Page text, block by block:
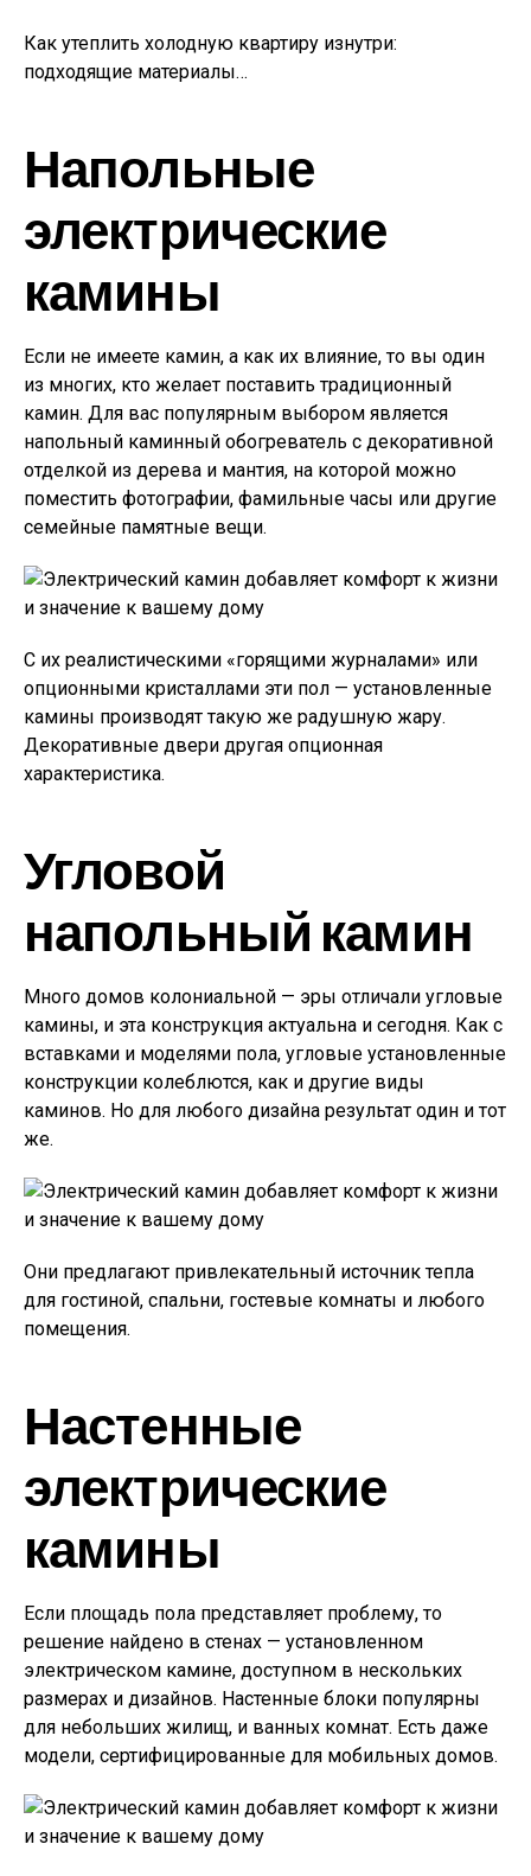
Как утеплить холодную квартиру изнутри:
подходящие материалы…
Напольные
электрические
камины
Если не имеете камин, а как их влияние, то вы один
из многих, кто желает поставить традиционный
камин. Для вас популярным выбором является
напольный каминный обогреватель с декоративной
отделкой из дерева и мантия, на которой можно
поместить фотографии, фамильные часы или другие
семейные памятные вещи.
С их реалистическими «горящими журналами» или
опционными кристаллами эти пол — установленные
камины производят такую же радушную жару.
Декоративные двери другая опционная
характеристика.
Угловой
напольный камин
Много домов колониальной — эры отличали угловые
камины, и эта конструкция актуальна и сегодня. Как с
вставками и моделями пола, угловые установленные
конструкции колеблются, как и другие виды
каминов. Но для любого дизайна результат один и тот
же.
Они предлагают привлекательный источник тепла
для гостиной, спальни, гостевые комнаты и любого
помещения.
Настенные
электрические
камины
Если площадь пола представляет проблему, то
решение найдено в стенах — установленном
электрическом камине, доступном в нескольких
размерах и дизайнов. Настенные блоки популярны
для небольших жилищ, и ванных комнат. Есть даже
модели, сертифицированные для мобильных домов.